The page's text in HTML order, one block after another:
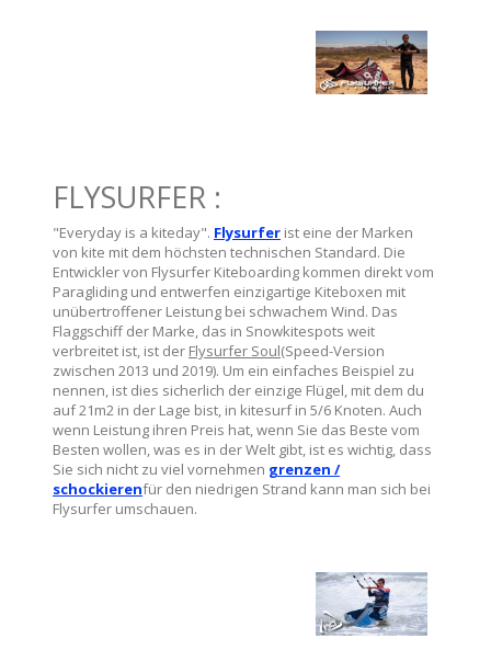
FLYSURFER :
"Everyday is a kiteday". Flysurfer ist eine der Marken
von kite mit dem höchsten technischen Standard. Die
Entwickler von Flysurfer Kiteboarding kommen direkt vom
Paragliding und entwerfen einzigartige Kiteboxen mit
unübertroffener Leistung bei schwachem Wind. Das
Flaggschiff der Marke, das in Snowkitespots weit
verbreitet ist, ist der Flysurfer Soul(Speed-Version
zwischen 2013 und 2019). Um ein einfaches Beispiel zu
nennen, ist dies sicherlich der einzige Flügel, mit dem du
auf 21m2 in der Lage bist, in kitesurf in 5/6 Knoten. Auch
wenn Leistung ihren Preis hat, wenn Sie das Beste vom
Besten wollen, was es in der Welt gibt, ist es wichtig, dass
Sie sich nicht zu viel vornehmen grenzen /
schockierenfür den niedrigen Strand kann man sich bei
Flysurfer umschauen.